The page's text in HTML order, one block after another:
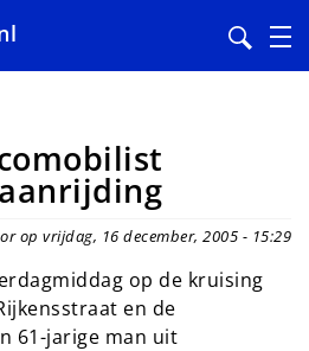
op vrijdag, 16 december, 2005 - 15:29
op de kruising
en de
61-jarige man uit